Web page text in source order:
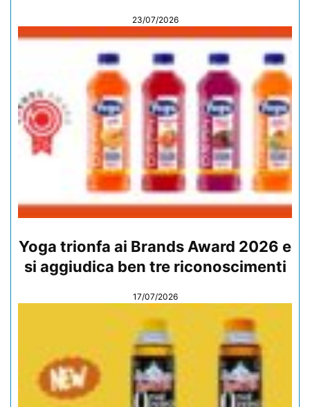
23/07/2026
Yoga trionfa ai Brands Award 2026 e
si aggiudica ben tre riconoscimenti
17/07/2026